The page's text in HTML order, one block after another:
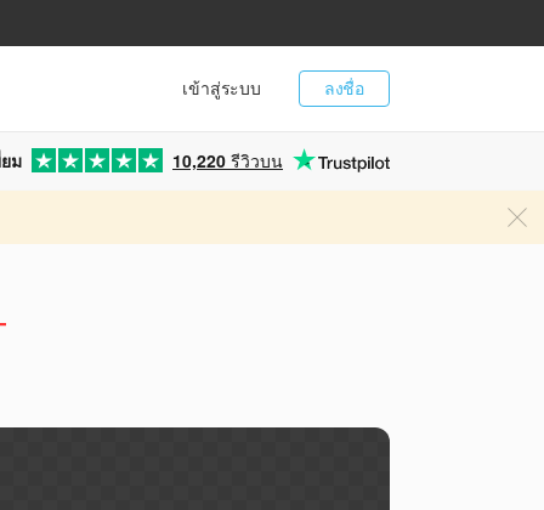
ลงชื่อ
เข้าสู่ระบบ
ม 10,220 รีวิวบน